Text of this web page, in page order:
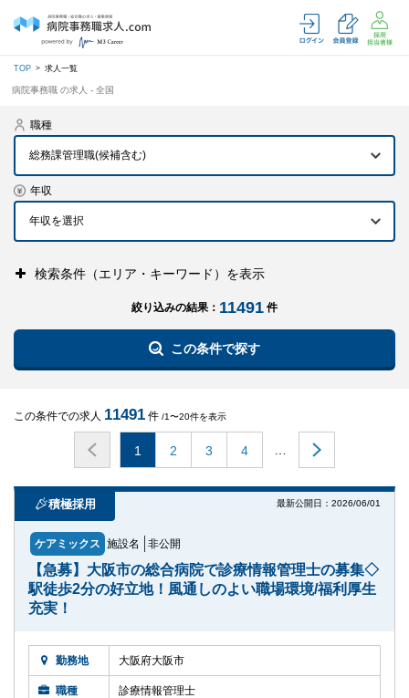
TOP 求人一覧
病院事務職 の求人 - 全国
職種
総務課管理職(候補含む)
年収
検索条件（エリア・キーワード）を表示
絞り込みの結果： 11491 件
この条件で探す
この条件での求人 11491 件 /1〜20件を表示
1 2 3 4
積極採用 最新公開日：2026/06/01
ケアミックス 施設名 非公開
【急募】大阪市の総合病院で診療情報管理士の募集◇
駅徒歩2分の好立地！風通しのよい職場環境/福利厚生
充実！
勤務地 大阪府大阪市
職種 診療情報管理士